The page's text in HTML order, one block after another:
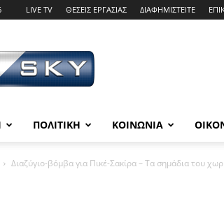
LIVE TV ΘΕΣΕΙΣ ΕΡΓΑΣΙΑΣ ΔΙΑΦΗΜΙΣΤΕΙΤΕ
SKY
ΠΟΛΙΤΙΚΗ ΚΟΙΝΩΝΙΑ
Διαζύγιο-βόμβα για Πικέ-Σακίρα – Τα σημάδια του